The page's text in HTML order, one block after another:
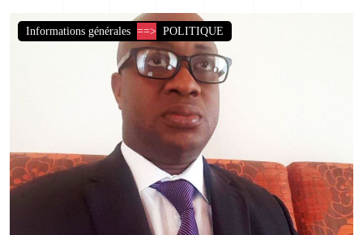
Informations générales ==> POLITIQUE